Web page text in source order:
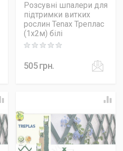
Розсувні шпалери для
підтримки витких
рослин Tenax Треплас
(1х2м) білі
Rating: 0 out of 5
505грн.